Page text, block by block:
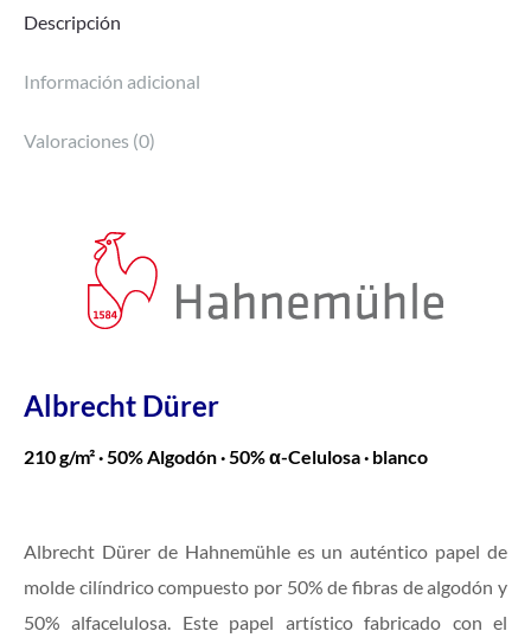
Descripción
Información adicional
Valoraciones (0)
Albrecht Dürer
210 g/m² · 50% Algodón · 50% α-Celulosa · blanco
Albrecht Dürer de Hahnemühle es un auténtico papel de
molde cilíndrico compuesto por 50% de fibras de algodón y
50% alfacelulosa. Este papel artístico fabricado con el